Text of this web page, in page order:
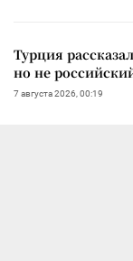
Турция
но не
7 августа 2026, 00:19